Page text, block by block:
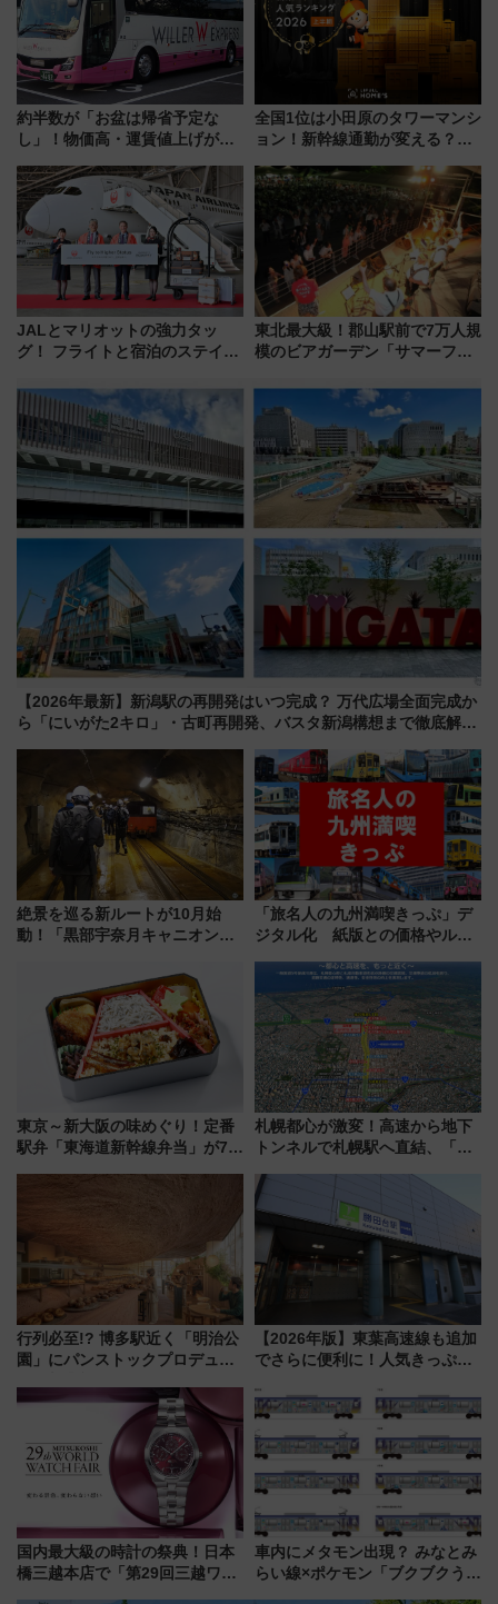
約半数が「お盆は帰省予定な
し」！物価高・運賃値上げが財
りたいけど……【WILLER お盆
帰省動向調査】
全国1位は小田原のタワーマンシ
ョン！新幹線通勤が変える？
【新築マンション人気ランキン
グ】
JALとマリオットの強力タッ
グ！ フライトと宿泊のステイタ
上級会員資格を効率よく獲得す
る方法を解説
東北最大級！郡山駅前で7万人規
模のビアガーデン「サマーフェ
7/24-26開催！ 有料席はJRE
MALLで予約可能
【2026年最新】新潟駅の再開発はいつ完成？ 万代広場全面完成か
ら「にいがた2キロ」・古町再開発、バスタ新潟構想まで徹底解
絶景を巡る新ルートが10月始
動！「黒部宇奈月キャニオンル
「旅名人の九州満喫きっぷ」デ
ジタル化 紙版との価格やルー
東京～新大阪の味めぐり！定番
駅弁「東海道新幹線弁当」が7月
札幌都心が激変！高速から地下
トンネルで札幌駅へ直結、「創
から本格着工、延長4.8km整備
事業の全貌
行列必至!? 博多駅近く「明治公
園」にパンストックプロデュー
オープン 秋からはビストロ営業
【2026年版】東葉高速線も追加
でさらに便利に！人気きっぷ
今年も発売 秋・早春に千葉県を
巡るなら使い勝手・コスパ抜群
国内最大級の時計の祭典！日本
橋三越本店で「第29回三越ワー
車内にメタモン出現？ みなとみ
らい線×ポケモン「ブクブクうみ